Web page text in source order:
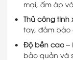
mại, ấm áp
Thủ công tinh
tay, đảm bảo
Độ bền cao –
bảo quản và